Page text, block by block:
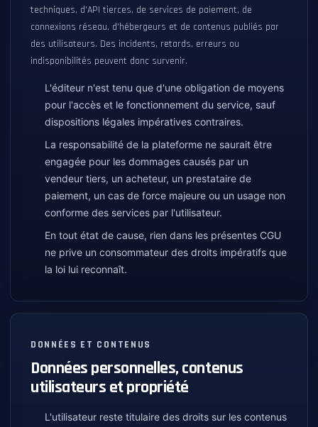
techniques, d'API tierces, de services de paiement, de
connexions réseau, d'hébergeurs et de contenus publiés par
des utilisateurs. Des incidents, retards, erreurs ou
indisponibilités peuvent donc survenir.
L'éditeur n'est tenu que d'une obligation de moyens
pour l'accès et le fonctionnement du service, sauf
dispositions légales impératives contraires.
La responsabilité de la plateforme ne saurait être
engagée pour les dommages causés par un
vendeur tiers, un acheteur, un prestataire de
paiement, un cas de force majeure ou un usage non
conforme des services par l'utilisateur.
En tout état de cause, rien dans les présentes CGU
ne prive un consommateur des droits impératifs que
la loi lui reconnaît.
DONNÉES ET CONTENUS
Données personnelles, contenus
utilisateurs et propriété
L'utilisateur reste titulaire des droits sur les contenus